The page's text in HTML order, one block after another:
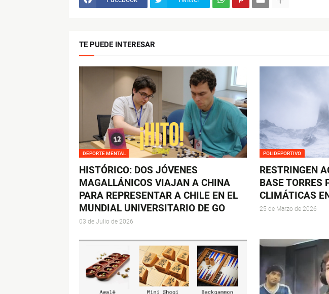
TE PUEDE INTERESAR
DEPORTE MENTAL
HISTÓRICO: DOS JÓVENES
MAGALLÁNICOS VIAJAN A CHINA
PARA REPRESENTAR A CHILE EN EL
MUNDIAL UNIVERSITARIO DE GO
03 de Julio de 2026
POLIDEPORTIVO
RESTRINGEN
BASE TORRES
CLIMÁTICAS
25 de Marzo de 2026